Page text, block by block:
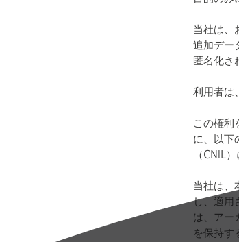
当社は、
追加デー
匿名化さ
利用者は
この権利
に、以下
（CNIL
当社は、
し、適用
は、アー
を保持す